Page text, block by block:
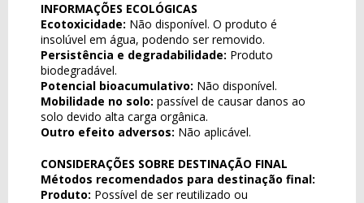
INFORMAÇÕES ECOLÓGICAS
Ecotoxicidade: Não disponível. O produto é
insolúvel em água, podendo ser removido.
Persistência e degradabilidade: Produto
biodegradável.
Potencial bioacumulativo: Não disponível.
Mobilidade no solo: passível de causar danos ao
solo devido alta carga orgânica.
Outro efeito adversos: Não aplicável.
CONSIDERAÇÕES SOBRE DESTINAÇÃO FINAL
Métodos recomendados para destinação final:
Produto: Possível de ser reutilizado ou